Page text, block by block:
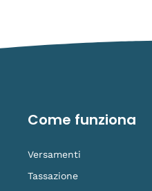
Come funziona
Versamenti
Tassazione